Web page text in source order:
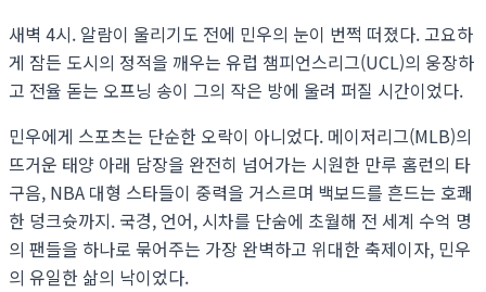
새벽 4시. 알람이 울리기도 전에 민우의 눈이 번쩍 떠졌다. 고요하
게 잠든 도시의 정적을 깨우는 유럽 챔피언스리그(UCL)의 웅장하
고 전율 돋는 오프닝 송이 그의 작은 방에 울려 퍼질 시간이었다.
민우에게 스포츠는 단순한 오락이 아니었다. 메이저리그(MLB)의
뜨거운 태양 아래 담장을 완전히 넘어가는 시원한 만루 홈런의 타
구음, NBA 대형 스타들이 중력을 거스르며 백보드를 흔드는 호쾌
한 덩크슛까지. 국경, 언어, 시차를 단숨에 초월해 전 세계 수억 명
의 팬들을 하나로 묶어주는 가장 완벽하고 위대한 축제이자, 민우
의 유일한 삶의 낙이었다.